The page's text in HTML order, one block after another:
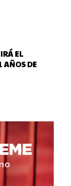
EL
AÑOS DE